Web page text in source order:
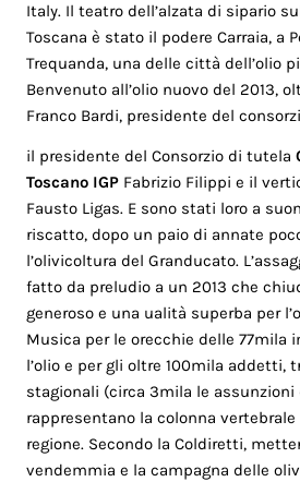
Italy. Il teatro dell’alzata di sipario
Toscana è stato il podere Carraia, a
Trequanda, una delle città dell’olio
Benvenuto all’olio nuovo del 2013,
Franco Bardi, presidente del
il presidente del Consorzio di tutela
Toscano IGP Fabrizio Filippi e il
Fausto Ligas. E sono stati loro a
riscatto, dopo un paio di annate
l’olivicoltura del Granducato.
fatto da preludio a un 2013 che
generoso e una ualità superba per
Musica per le orecchie delle 77mila
l’olio e per gli oltre 100mila addetti,
stagionali (circa 3mila le assunzioni
rappresentano la colonna
regione. Secondo la Coldiretti,
vendemmia e la campagna delle